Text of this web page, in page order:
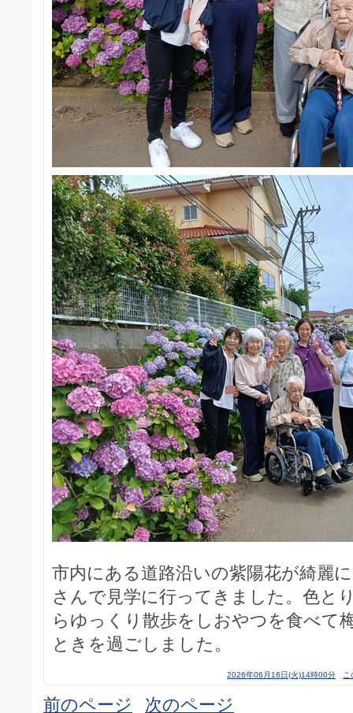
市内にある道路沿いの紫陽花が綺麗
さんで見学に行ってきました。色と
らゆっくり散歩をしおやつを食べて
ときを過ごしました。
2026年06月16日(火)14時00分
前のページ
次のページ